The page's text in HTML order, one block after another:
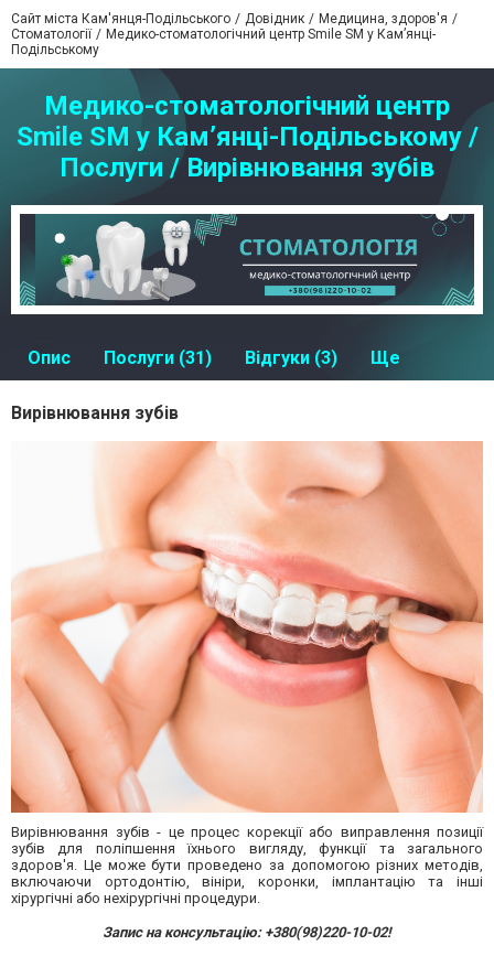
Сайт міста Кам'янця-Подільського Довідник
Медицина, здоров'я
Стоматології
Медико-стоматологічний центр Smile SM у Кам’янці-
Подільському
Медико-стоматологічний центр
Smile SM у Кам’янці-Подільському /
Послуги / Вирівнювання зубів
Опис Послуги (31) Відгуки (3) Ще
Вирівнювання зубів
Вирівнювання зубів - це процес корекції або виправлення позиції
зубів для поліпшення їхнього вигляду, функції та загального
здоров'я. Це може бути проведено за допомогою різних методів,
включаючи ортодонтію, вініри, коронки, імплантацію та інші
хірургічні або нехірургічні процедури.
Запис на консультацію: +380(98)220-10-02!